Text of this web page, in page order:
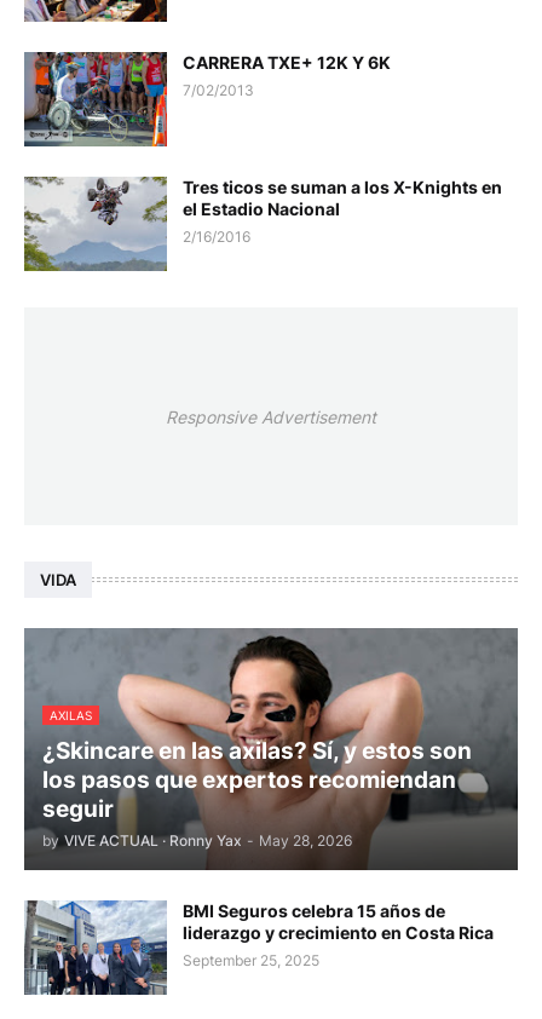
CARRERA TXE+ 12K Y 6K
7/02/2013
Tres ticos se suman a los X-Knights en
el Estadio Nacional
2/16/2016
Responsive Advertisement
VIDA
AXILAS
¿Skincare en las axilas? Sí, y estos son
los pasos que expertos recomiendan
seguir
by VIVE ACTUAL · Ronny Yax - May 28, 2026
BMI Seguros celebra 15 años de
liderazgo y crecimiento en Costa Rica
September 25, 2025